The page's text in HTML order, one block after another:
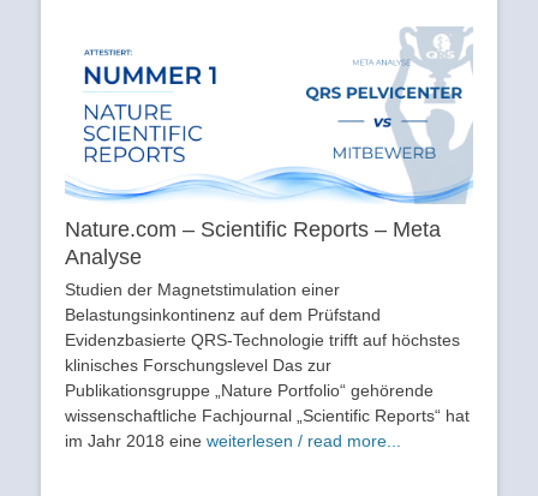
Nature.com – Scientific Reports – Meta
Analyse
Studien der Magnetstimulation einer
Belastungsinkontinenz auf dem Prüfstand
Evidenzbasierte QRS-Technologie trifft auf höchstes
klinisches Forschungslevel Das zur
Publikationsgruppe „Nature Portfolio“ gehörende
wissenschaftliche Fachjournal „Scientific Reports“ hat
im Jahr 2018 eine weiterlesen / read more...